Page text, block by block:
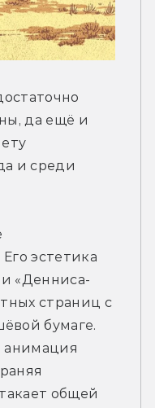
да ещё и
и среди
эстетика
«Денниса-
страниц с
бумаге.
анимация
общей